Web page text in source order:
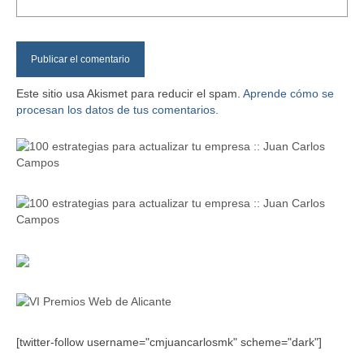
Este sitio usa Akismet para reducir el spam. Aprende cómo se
procesan los datos de tus comentarios
[twitter-follow username="cmjuancarlosmk" scheme="dark"]